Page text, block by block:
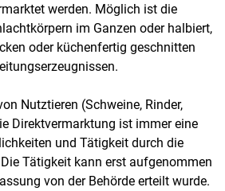
to main content
werden. Möglich ist die
im Ganzen oder halbiert,
oder küchenfertig geschnitten
Nutztieren (Schweine, Rinder,
Direktvermarktung ist immer eine
und Tätigkeit durch die
Tätigkeit kann erst aufgenommen
von der Behörde erteilt wurde.